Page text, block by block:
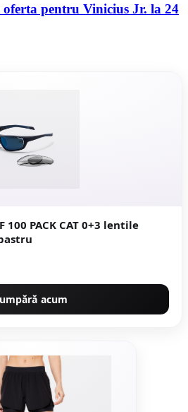
pentru Vinicius Jr. la 24
100 PACK CAT 0+3 lentile
acum